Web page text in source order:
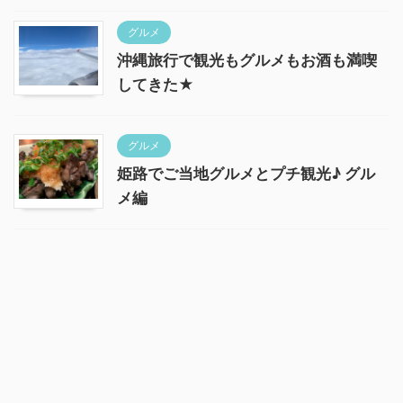
グルメ
沖縄旅行で観光もグルメもお酒も満喫
してきた★
グルメ
姫路でご当地グルメとプチ観光♪ グル
メ編